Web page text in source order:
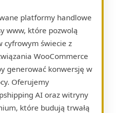
platformy handlowe
www, które pozwolą
cyfrowym świecie z
WooCommerce
generować konwersję w
Oferujemy
AI oraz witryny
które budują trwałą